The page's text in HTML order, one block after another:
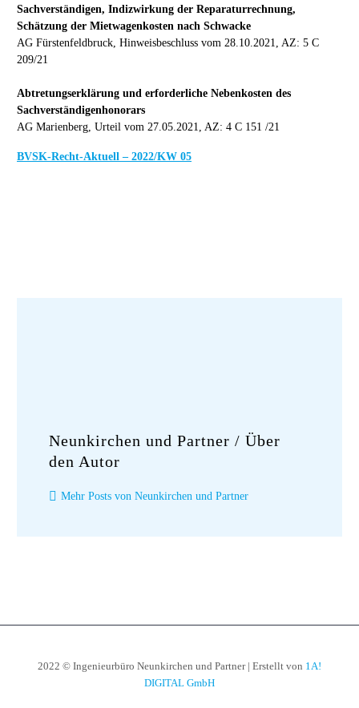
Sachverständigen, Indizwirkung der Reparaturrechnung,
Schätzung der Mietwagenkosten nach Schwacke
AG Fürstenfeldbruck, Hinweisbeschluss vom 28.10.2021, AZ: 5 C
209/21
Abtretungserklärung und erforderliche Nebenkosten des
Sachverständigenhonorars
AG Marienberg, Urteil vom 27.05.2021, AZ: 4 C 151 /21
BVSK-Recht-Aktuell – 2022/KW 05
Neunkirchen und Partner / Über
den Autor
Mehr Posts von Neunkirchen und Partner
2022 © Ingenieurbüro Neunkirchen und Partner | Erstellt von 1A!
DIGITAL GmbH